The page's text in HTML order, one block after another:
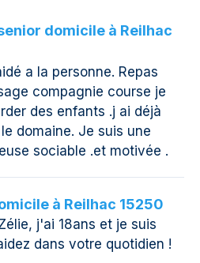
domicile à Reilhac
a la personne. Repas
compagnie course je
des enfants .j ai déjà
domaine. Je suis une
sociable .et motivée .
à Reilhac 15250
j'ai 18ans et je suis
dans votre quotidien !